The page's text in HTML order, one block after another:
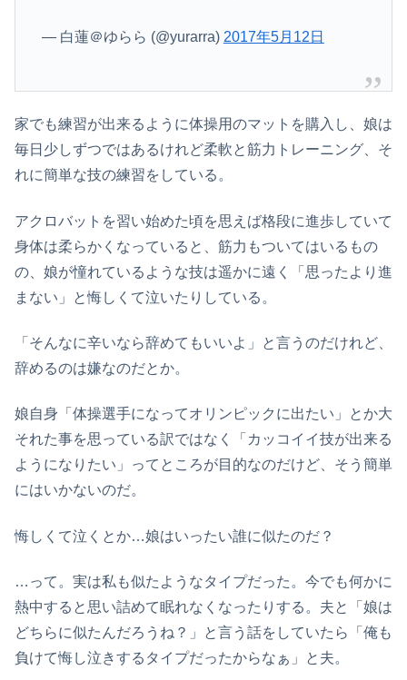
— 白蓮＠ゆらら (@yurarra) 2017年5月12日
家でも練習が出来るように体操用のマットを購入し、娘は
毎日少しずつではあるけれど柔軟と筋力トレーニング、そ
れに簡単な技の練習をしている。
アクロバットを習い始めた頃を思えば格段に進歩していて
身体は柔らかくなっていると、筋力もついてはいるもの
の、娘が憧れているような技は遥かに遠く「思ったより進
まない」と悔しくて泣いたりしている。
「そんなに辛いなら辞めてもいいよ」と言うのだけれど、
辞めるのは嫌なのだとか。
娘自身「体操選手になってオリンピックに出たい」とか大
それた事を思っている訳ではなく「カッコイイ技が出来る
ようになりたい」ってところが目的なのだけど、そう簡単
にはいかないのだ。
悔しくて泣くとか…娘はいったい誰に似たのだ？
…って。実は私も似たようなタイプだった。今でも何かに
熱中すると思い詰めて眠れなくなったりする。夫と「娘は
どちらに似たんだろうね？」と言う話をしていたら「俺も
負けて悔し泣きするタイプだったからなぁ」と夫。